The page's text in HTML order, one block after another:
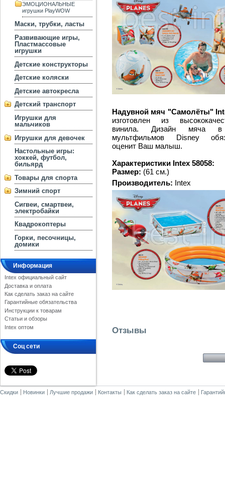
ЭМОЦИОНАЛЬНЫЕ
игрушки PlayWOW
Маски, трубки, ласты
Развивающие игры,
Пластмассовые
игрушки
Детские конструкторы
Детские коляски
Детские автокресла
Детский транспорт
Игрушки для
мальчиков
Игрушки для девочек
Настольные игры:
хоккей, футбол,
бильярд
Товары для спорта
Зимний спорт
Сигвеи, смартвеи,
электробайки
Квадрокоптеры
Горки, песочницы,
домики
Информация
Intex официальный сайт
Доставка и оплата
Как сделать заказ на сайте
Гарантийные обязательства
Инструкции к товарам
Статьи и обзоры
Intex оптом
Соц сети
Надувной мяч "Самолёты"
изготовлен из
винила. Дизайн мяча в
мультфильмов Disney
оценит Ваш малыш.
Характеристики Intex 58058:
Размер: (61 см.)
Производитель: Intex
Отзывы
Скидки Новинки Лучшие продажи Контакты Как сделать заказ на сайте